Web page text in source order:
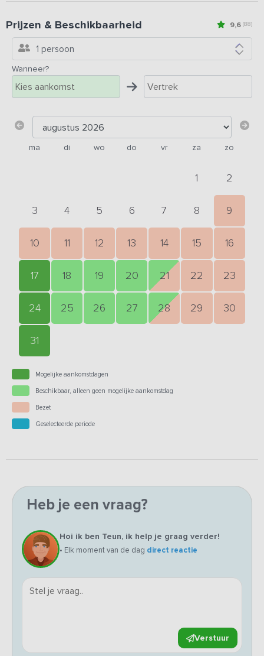
9,6 (88)
Prijzen & Beschikbaarheid
1 persoon
Wanneer?
ma di wo do vr za zo
1 2
3 4 5 6 7 8 9
10 11 12 13 14 15 16
17 18 19 20 21 22 23
24 25 26 27 28 29 30
31
Mogelijke aankomstdagen
Beschikbaar, alleen geen mogelijke aankomstdag
Bezet
Geselecteerde periode
Heb je een vraag?
Hoi ik ben Teun, ik help je graag verder!
• Elk moment van de dag direct reactie
Verstuur